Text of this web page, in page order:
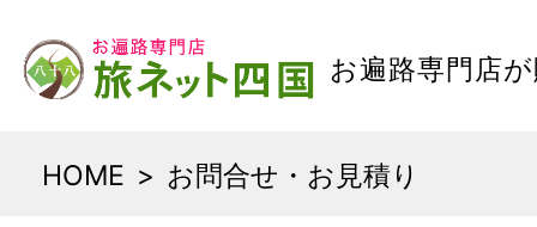
お遍路専門店
HOME お問合せ・お見積り